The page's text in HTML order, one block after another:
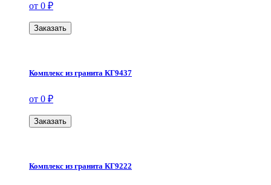
от 0 ₽
Заказать
Комплекс из гранита КГ9437
от 0 ₽
Заказать
Комплекс из гранита КГ9222